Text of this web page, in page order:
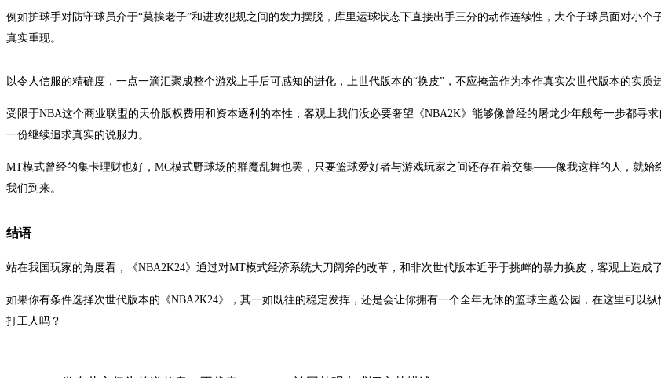
例如护球手对防守球员介于“莫挨老子”和进攻犯规之间的发力摆脱，库里运球状态下直接出手三分的动作连续性，大个子球员面对小
真实重现。
以令人信服的精确度，一点一滴汇聚成整个游戏上手后可感知的进化，上世代版本的“换皮”，不应掩盖作为本作真实次世代版本的实质进
受限于NBA这个商业联盟的天价版权费用和资本逐利的本性，客观上我们没必要奢望《NBA2K》能够像曾经的屠龙少年般每一步都寻
一份继续追求真实的说服力。
MT模式曾经的集卡理财也好，MC模式野球场的群魔乱舞也罢，只要篮球爱好者与游戏玩家之间还存在着交集——像我这样的人，就
我们到来。
结语
站在我国玩家的角度看，《NBA2K24》通过对MT模式经济系统大刀阔斧的改革，和非次世代版本近乎于挑衅的暴力换皮，客观上造成
如果你有条件选择次世代版本的《NBA2K24》，其一如既往的稳定发挥，还是会让你拥有一个全年无休的篮球主题公园，在这里可以
打工人吗？